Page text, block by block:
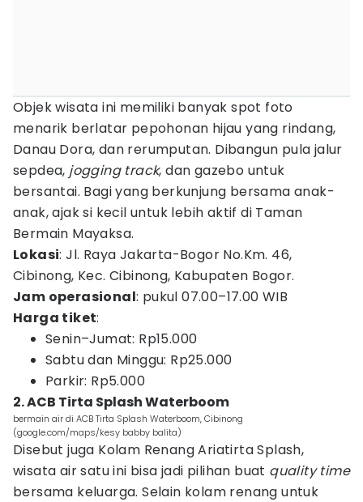
Objek wisata ini memiliki banyak spot foto
menarik berlatar pepohonan hijau yang rindang,
Danau Dora, dan rerumputan. Dibangun pula jalur
sepdea, jogging track, dan gazebo untuk
bersantai. Bagi yang berkunjung bersama anak-
anak, ajak si kecil untuk lebih aktif di Taman
Bermain Mayaksa.
Lokasi: Jl. Raya Jakarta-Bogor No.Km. 46,
Cibinong, Kec. Cibinong, Kabupaten Bogor.
Jam operasional: pukul 07.00–17.00 WIB
Harga tiket:
Senin–Jumat: Rp15.000
Sabtu dan Minggu: Rp25.000
Parkir: Rp5.000
2. ACB Tirta Splash Waterboom
bermain air di ACB Tirta Splash Waterboom, Cibinong
(google.com/maps/kesy babby balita)
Disebut juga Kolam Renang Ariatirta Splash,
wisata air satu ini bisa jadi pilihan buat quality time
bersama keluarga. Selain kolam renang untuk